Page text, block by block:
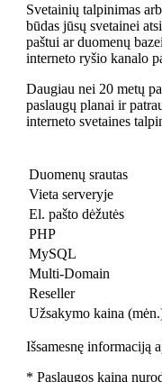
Svetainių talpinimas
būdas jūsų svetainei
paštui ar duomenų
interneto ryšio kanalo
Daugiau nei 20 metų
paslaugų planai ir
interneto svetaines
Duomenų srautas
Vieta serveryje
El. pašto dėžutės
PHP
MySQL
Multi-Domain
Reseller
Užsakymo kaina
Išsamesnę informaciją
* Paslaugos kaina